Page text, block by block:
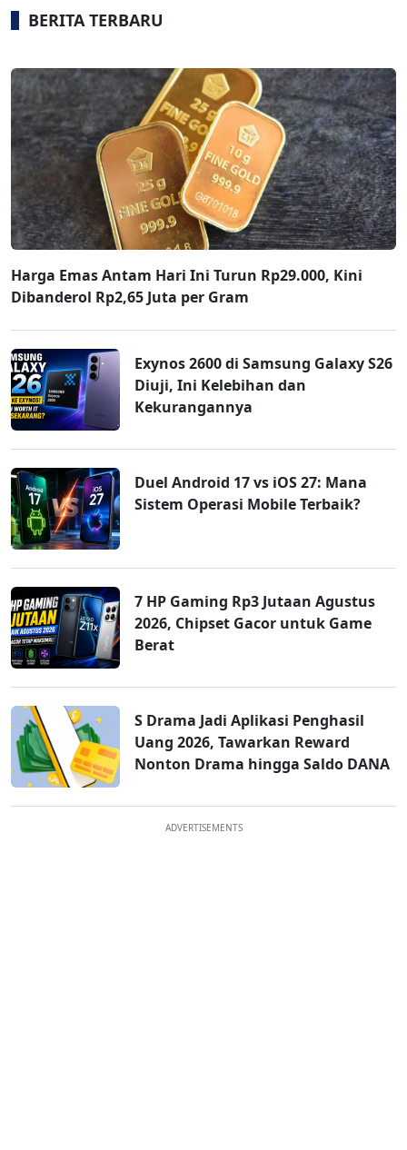
BERITA TERBARU
Harga Emas Antam Hari Ini Turun Rp29.000, Kini
Dibanderol Rp2,65 Juta per Gram
Exynos 2600 di Samsung Galaxy S26
Diuji, Ini Kelebihan dan
Kekurangannya
Duel Android 17 vs iOS 27: Mana
Sistem Operasi Mobile Terbaik?
7 HP Gaming Rp3 Jutaan Agustus
2026, Chipset Gacor untuk Game
Berat
S Drama Jadi Aplikasi Penghasil
Uang 2026, Tawarkan Reward
Nonton Drama hingga Saldo DANA
ADVERTISEMENTS